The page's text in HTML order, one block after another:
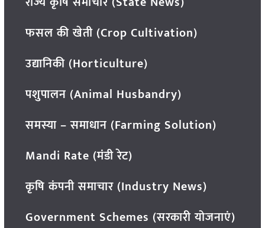
फसल की खेती (Crop Cultivation)
उद्यानिकी (Horticulture)
पशुपालन (Animal Husbandry)
समस्या – समाधान (Farming Solution)
Mandi Rate (मंडी रेट)
कृषि कंपनी समाचार (Industry News)
Government Schemes (सरकारी योजनाएं)